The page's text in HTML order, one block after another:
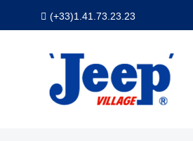
(+33)1.41.73.23.23